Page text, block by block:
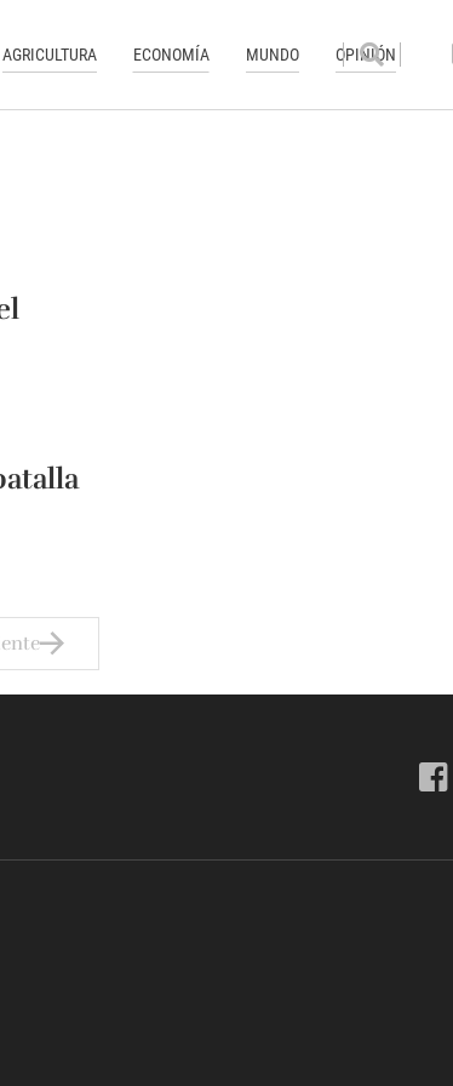
AGRICULTURA ECONOMÍA MUNDO OPINIÓN